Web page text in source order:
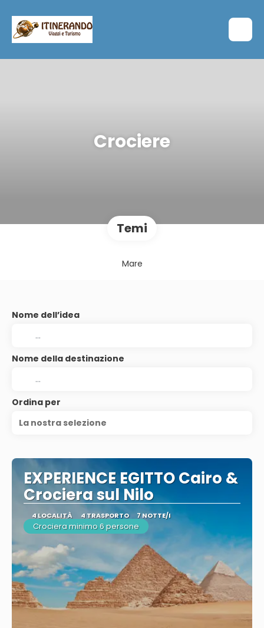
Crociere
Temi
Mare
Nome dell’idea
Nome della destinazione
Ordina per
La nostra selezione
EXPERIENCE EGITTO Cairo &
Crociera sul Nilo
4 LOCALITÀ 4 TRASPORTO 7 NOTTE/I
Crociera minimo 6 persone